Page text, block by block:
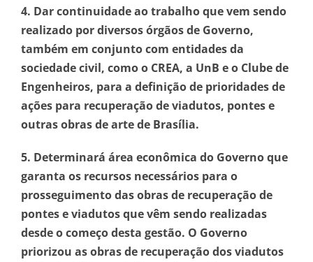
4. Dar continuidade ao trabalho que vem sendo
realizado por diversos órgãos de Governo,
também em conjunto com entidades da
sociedade civil, como o CREA, a UnB e o Clube de
Engenheiros, para a definição de prioridades de
ações para recuperação de viadutos, pontes e
outras obras de arte de Brasília.
5. Determinará área econômica do Governo que
garanta os recursos necessários para o
prosseguimento das obras de recuperação de
pontes e viadutos que vêm sendo realizadas
desde o começo desta gestão. O Governo
priorizou as obras de recuperação dos viadutos